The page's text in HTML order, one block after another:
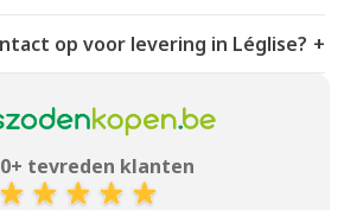
op voor levering in Léglise? +
tevreden klanten